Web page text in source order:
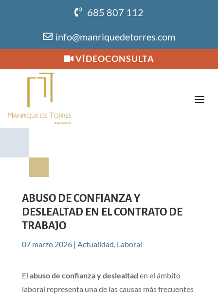
685 807 112
info@manriquedetorres.com
VÍDEOCONSULTA
ABUSO DE CONFIANZA Y
DESLEALTAD EN EL CONTRATO DE
TRABAJO
07 marzo 2026| Actualidad Laboral
El abuso de confianza y deslealtad en el ámbito
laboral representa una de las causas más frecuentes